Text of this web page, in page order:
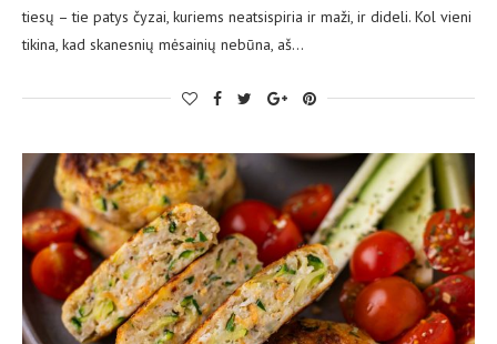
tiesų – tie patys čyzai, kuriems neatsispiria ir maži, ir dideli. Kol vieni
tikina, kad skanesnių mėsainių nebūna, aš…